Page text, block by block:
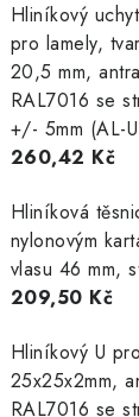
Hliníkový
pro lamely,
20,5 mm,
RAL7016 se
+/- 5mm (AL-
260,42 Kč
Hliníková
nylonovým
vlasu 46 mm,
209,50 Kč
Hliníkový U
25x25x2mm,
RAL7016 se